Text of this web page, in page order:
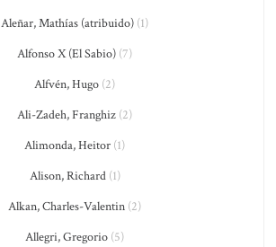
Aleñar, Mathías (atribuido) (1)
Alfonso X (El Sabio) (7)
Alfvén, Hugo (2)
Ali-Zadeh, Franghiz (2)
Alimonda, Heitor (1)
Alison, Richard(1)
Alkan, Charles-Valentin (2)
Allegri, Gregorio (5)